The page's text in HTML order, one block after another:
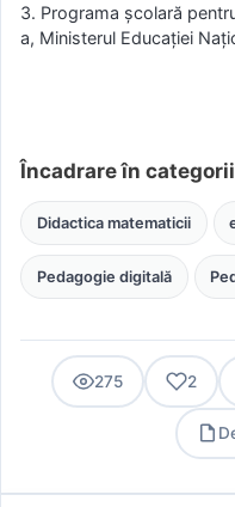
3. Programa școlară
a, Ministerul Educației
Încadrare în
Didactica matematicii
Pedagogie digitală
275 2